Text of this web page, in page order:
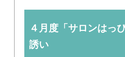
４月度「サロンはっ
誘い